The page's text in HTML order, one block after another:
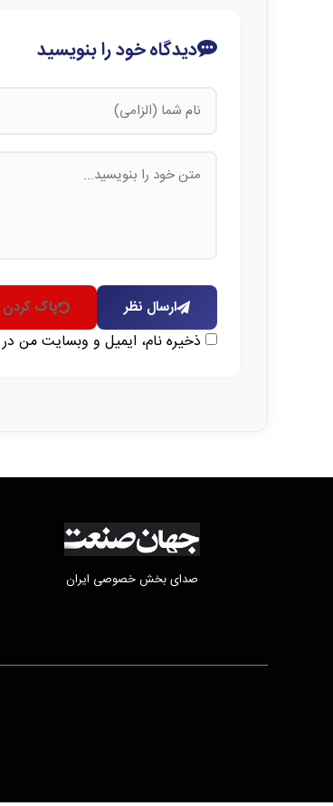
دیدگاه خود را بنویسید
ارسال نظر پاک کردن
ذخیره نام، ایمیل و وبسایت من
صدای بخش خصوصی ایران